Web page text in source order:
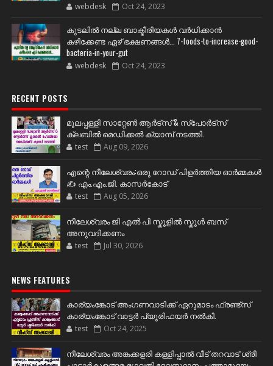
webdesk Oct 24, 2023
കുടലിൽ നല്ല ബാക്ടീരിയകൾ വര്‍ധിക്കാന്‍
കഴിക്കേണ്ട ഏഴ് ഭക്ഷണങ്ങള്‍... 7-foods-to-increase-good-
bacteria-in-your-gut
webdesk Oct 24, 2023
RECENT POSTS
മൂലപ്പള്ളി സാറ്റേൺ ആർട്സ് & സ്പോർട്സ്
ക്ലബിൽ മെഡിക്കൽ ക്യാമ്പ് നടത്തി.
test Aug 09, 2026
എന്റെ നീലേശ്വരം:ഒരു റോഡ് പിളർത്തിയ ഓർമ്മകൾ
✍️ എം.എം.ജി. കാസർകോട്
test Aug 05, 2026
നീലേശ്വരം ജി എൽ പി സ്കൂളിൽ സ്കൂൾ ബസ്
അനുവദിക്കണം
test Jul 30, 2026
NEWS FEATURES
കാര്യംങ്കോട് അംഗണവാടിക്ക് ഏറുമാടം ഫ്രണ്ട്സ്
കാര്യംങ്കോട് വാട്ടർ പ്യൂരിഫയർ നൽകി.
test Oct 24, 2025
നീലേശ്വരം അങ്കക്കളരി കള്ളിപ്പാൽ വീട് തറവാട് ശ്രീ